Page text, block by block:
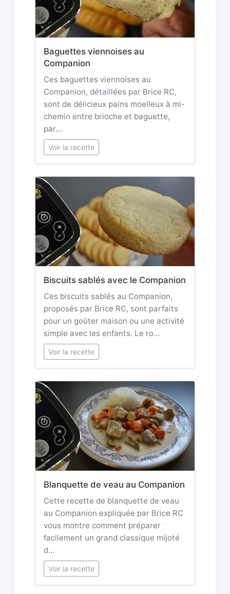
Baguettes viennoises au
Companion
Ces baguettes viennoises au
Companion, détaillées par Brice RC,
sont de délicieux pains moelleux à mi-
chemin entre brioche et baguette,
par…
Voir la recette
Biscuits sablés avec le Companion
Ces biscuits sablés au Companion,
proposés par Brice RC, sont parfaits
pour un goûter maison ou une activité
simple avec les enfants. Le ro…
Voir la recette
Blanquette de veau au Companion
Cette recette de blanquette de veau
au Companion expliquée par Brice RC
vous montre comment préparer
facilement un grand classique mijoté
d…
Voir la recette